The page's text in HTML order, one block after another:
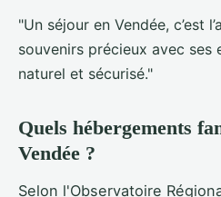
"Un séjour en Vendée, c’est
souvenirs précieux avec ses
naturel et sécurisé."
Quels hébergements
Vendée ?
Selon l'Observatoire